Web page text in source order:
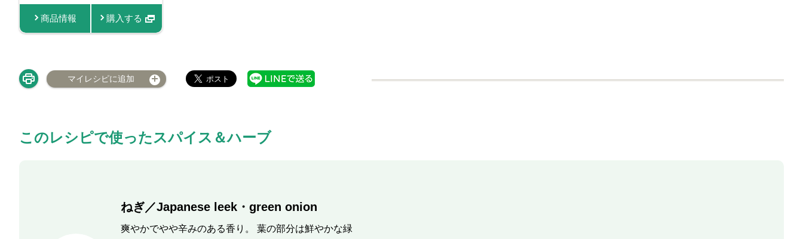
商品情報 購入する
マイレシピに追加
このレシピで使ったスパイス＆ハーブ
ねぎ／Japanese leek・green onion
爽やかでやや辛みのある香り。 葉の部分は鮮やかな緑